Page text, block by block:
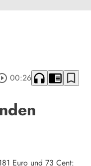
00:26 headphones chrome_reader_mode bookmark_border
Euro und 73 Cent: